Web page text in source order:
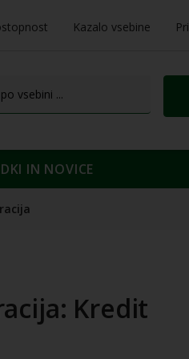
Kazalo vsebine
IN NOVICE
Kredit